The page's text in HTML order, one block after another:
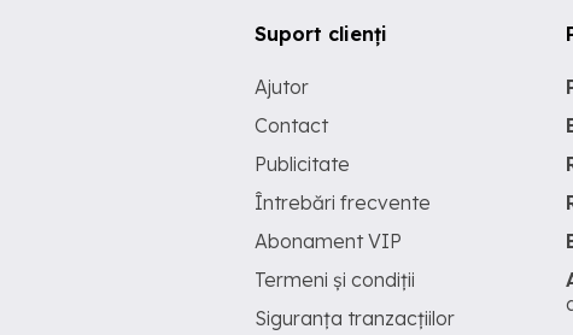
Suport clienți
Ajutor
Contact
Publicitate
Întrebări frecvente
Abonament VIP
Termeni și condiții
Siguranța tranzacțiilor